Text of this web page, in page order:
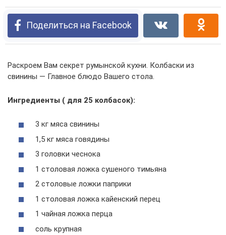
Поделиться на Facebook
Раскроем Вам секрет румынской кухни. Колбаски из
свинины — Главное блюдо Вашего стола.
Ингредиенты ( для 25 колбасок):
3 кг мяса свинины
1,5 кг мяса говядины
3 головки чеснока
1 столовая ложка сушеного тимьяна
2 столовые ложки паприки
1 столовая ложка кайенский перец
1 чайная ложка перца
соль крупная